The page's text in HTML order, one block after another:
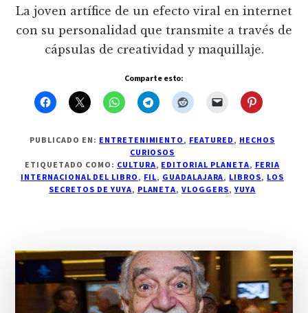
La joven artífice de un efecto viral en internet
con su personalidad que transmite a través de
cápsulas de creatividad y maquillaje.
Comparte esto:
PUBLICADO EN: ENTRETENIMIENTO, FEATURED, HECHOS
CURIOSOS
ETIQUETADO COMO: CULTURA, EDITORIAL PLANETA, FERIA
INTERNACIONAL DEL LIBRO, FIL, GUADALAJARA, LIBROS, LOS
SECRETOS DE YUYA, PLANETA,VLOGGERS,YUYA